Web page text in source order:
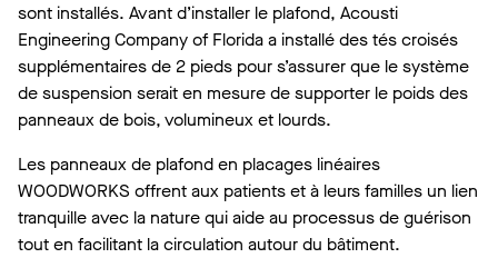
sont installés. Avant d’installer le plafond, Acousti
Engineering Company of Florida a installé des tés croisés
supplémentaires de 2 pieds pour s’assurer que le système
de suspension serait en mesure de supporter le poids des
panneaux de bois, volumineux et lourds.
Les panneaux de plafond en placages linéaires
WOODWORKS offrent aux patients et à leurs familles un lien
tranquille avec la nature qui aide au processus de guérison
tout en facilitant la circulation autour du bâtiment.